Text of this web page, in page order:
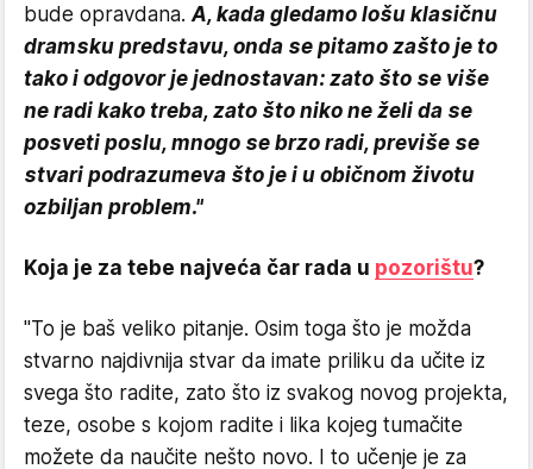
bude opravdana.A, kada gledamo lošu klasičnu
dramsku predstavu, onda se pitamo zašto je to
tako i odgovor je jednostavan: zato što se više
ne radi kako treba, zato što niko ne želi da se
posveti poslu, mnogo se brzo radi, previše se
stvari podrazumeva što je i u običnom životu
ozbiljan problem."
Koja je za tebe najveća čar rada u pozorištu?
"To je baš veliko pitanje. Osim toga što je možda
stvarno najdivnija stvar da imate priliku da učite iz
svega što radite, zato što iz svakog novog projekta,
teze, osobe s kojom radite i lika kojeg tumačite
možete da naučite nešto novo. I to učenje je za